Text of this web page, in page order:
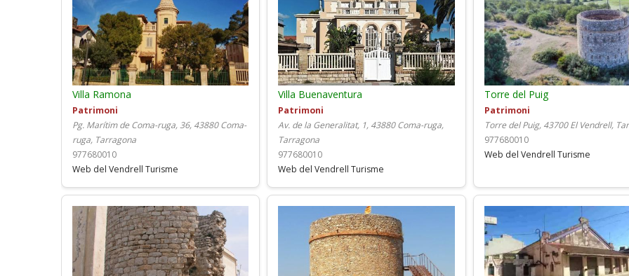
Villa Ramona
Patrimoni
Pg. Marítim de Coma-ruga, 36, 43880 Coma-
ruga, Tarragona
977680010
Web del Vendrell Turisme
Villa Buenaventura
Patrimoni
Av. de la Generalitat, 1, 43880 Coma-ruga,
Tarragona
977680010
Web del Vendrell Turisme
Torre del Puig
Patrimoni
Torre del Puig, 43700 El Vendrell,
977680010
Web del Vendrell Turisme